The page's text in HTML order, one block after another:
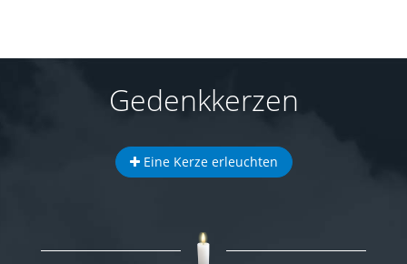
Gedenkkerzen
Eine Kerze erleuchten